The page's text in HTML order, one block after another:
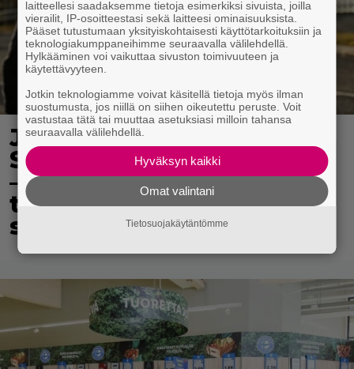
Junayhteys avautuu
Suomen ja Ruotsin välille
– samalla alkaa uusi
tullivalvonta: ”Näitä ei
saa tuoda vapaasti”
laitteellesi saadaksemme tietoja esimerkiksi sivuista, joilla
vierailit, IP-osoitteestasi sekä laitteesi ominaisuuksista.
Pääset tutustumaan yksityiskohtaisesti käyttötarkoituksiin ja
teknologiakumppaneihimme seuraavalla välilehdellä.
Hylkääminen voi vaikuttaa sivuston toimivuuteen ja
käytettävyyteen.
Jotkin teknologiamme voivat käsitellä tietoja myös ilman
suostumusta, jos niillä on siihen oikeutettu peruste. Voit
vastustaa tätä tai muuttaa asetuksiasi milloin tahansa
seuraavalla välilehdellä.
Hyväksyn kaikki
Omat valintani
Tietosuojakäytäntömme